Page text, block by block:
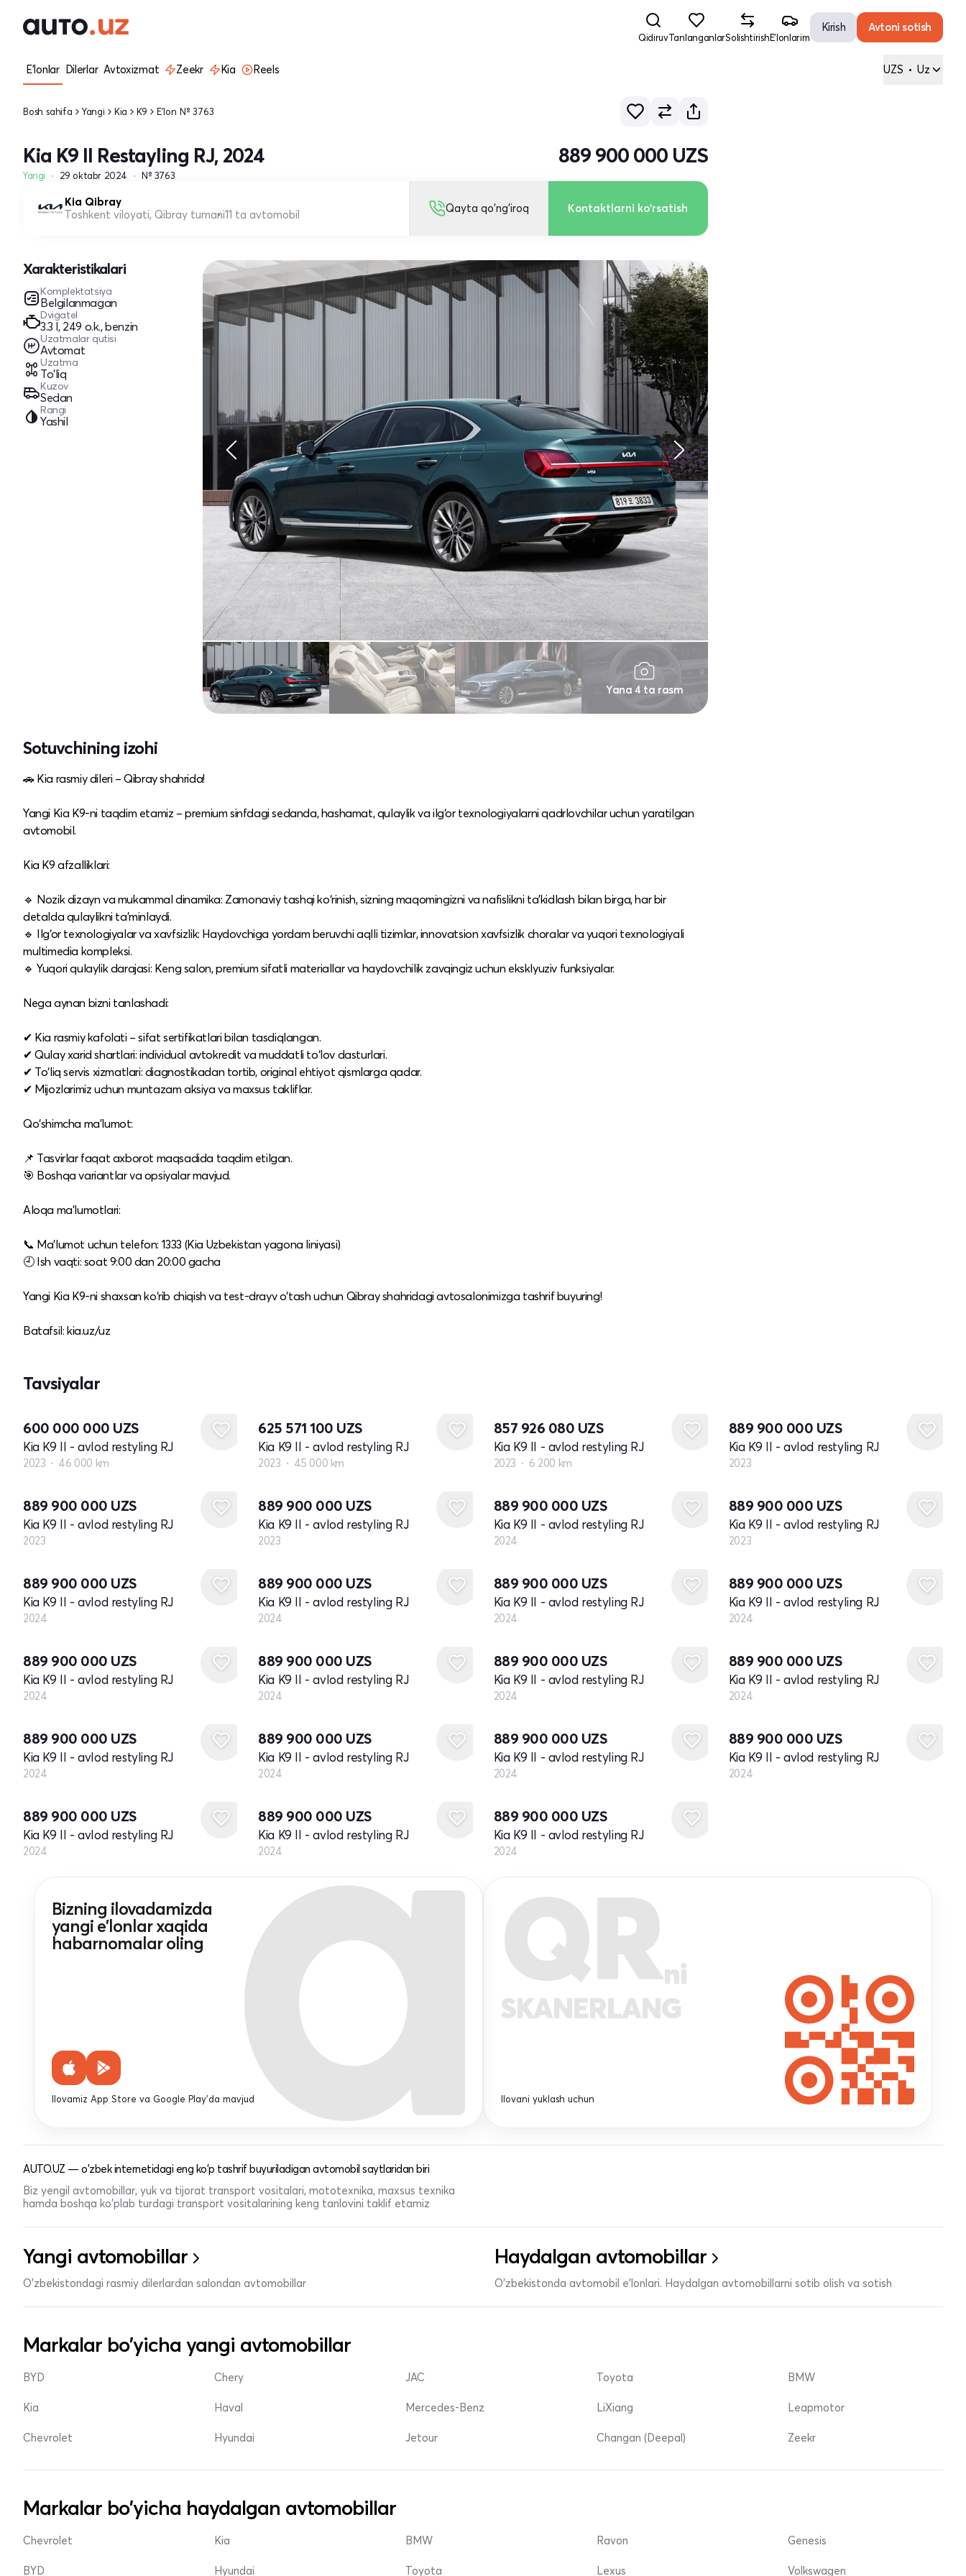
QidiruvTanlanganlarSolishtirishE'lonlarim
Kirish Avtoni sotish
E'lonlar Dilerlar Avtoxizmat Zeekr Kia Reels UZS • Uz
Bosh sahifa Yangi Kia K9 E'lon № 3763
Kia K9 II Restayling RJ, 2024
Yangi 29 oktabr 2024 № 3763
889 900 000 UZS
Kia Qibray
Toshkent viloyati, Qibray tumani11 ta avtomobil Qayta qo'ng'iroq Kontaktlarni ko'rsatish
Xarakteristikalari
Komplektatsiya
Belgilanmagan
Dvigatel
3.3 l, 249 o.k., benzin
Uzatmalar qutisi
Avtomat
Uzatma
To'liq
Kuzov
Sedan
Rangi
Yashil
Yana 4 ta rasm
Sotuvchining izohi
🚗 Kia rasmiy dileri – Qibray shahrida!
Yangi Kia K9-ni taqdim etamiz – premium sinfdagi sedanda, hashamat, qulaylik va ilg‘or texnologiyalarni qadrlovchilar uchun yaratilgan
avtomobil.
Kia K9 afzalliklari:
🔹 Nozik dizayn va mukammal dinamika: Zamonaviy tashqi ko‘rinish, sizning maqomingizni va nafislikni ta’kidlash bilan birga, har bir
detalda qulaylikni ta’minlaydi.
🔹 Ilg‘or texnologiyalar va xavfsizlik: Haydovchiga yordam beruvchi aqlli tizimlar, innovatsion xavfsizlik choralar va yuqori texnologiyali
multimedia kompleksi.
🔹 Yuqori qulaylik darajasi: Keng salon, premium sifatli materiallar va haydovchilik zavqingiz uchun eksklyuziv funksiyalar.
Nega aynan bizni tanlashadi:
✔ Kia rasmiy kafolati – sifat sertifikatlari bilan tasdiqlangan.
✔ Qulay xarid shartlari: individual avtokredit va muddatli to‘lov dasturlari.
✔ To‘liq servis xizmatlari: diagnostikadan tortib, original ehtiyot qismlarga qadar.
✔ Mijozlarimiz uchun muntazam aksiya va maxsus takliflar.
Qo‘shimcha ma’lumot:
📌 Tasvirlar faqat axborot maqsadida taqdim etilgan.
🎯 Boshqa variantlar va opsiyalar mavjud.
Aloqa ma’lumotlari:
📞 Ma’lumot uchun telefon: 1333 (Kia Uzbekistan yagona liniyasi)
🕘 Ish vaqti: soat 9:00 dan 20:00 gacha
Yangi Kia K9-ni shaxsan ko‘rib chiqish va test-drayv o‘tash uchun Qibray shahridagi avtosalonimizga tashrif buyuring!
Batafsil: kia.uz/uz
Tavsiyalar
600 000 000 UZS
Kia K9 II - avlod restyling RJ
2023 46 000 km
625 571 100 UZS
Kia K9 II - avlod restyling RJ
2023 45 000 km
857 926 080 UZS
Kia K9 II - avlod restyling RJ
2023 6 200 km
889 900 000 UZS
Kia K9 II - avlod restyling RJ
2023
889 900 000 UZS
Kia K9 II - avlod restyling RJ
2023
889 900 000 UZS
Kia K9 II - avlod restyling RJ
2023
889 900 000 UZS
Kia K9 II - avlod restyling RJ
2024
889 900 000 UZS
Kia K9 II - avlod restyling RJ
2023
889 900 000 UZS
Kia K9 II - avlod restyling RJ
2024
889 900 000 UZS
Kia K9 II - avlod restyling RJ
2024
889 900 000 UZS
Kia K9 II - avlod restyling RJ
2024
889 900 000 UZS
Kia K9 II - avlod restyling RJ
2024
889 900 000 UZS
Kia K9 II - avlod restyling RJ
2024
889 900 000 UZS
Kia K9 II - avlod restyling RJ
2024
889 900 000 UZS
Kia K9 II - avlod restyling RJ
2024
889 900 000 UZS
Kia K9 II - avlod restyling RJ
2024
889 900 000 UZS
Kia K9 II - avlod restyling RJ
2024
889 900 000 UZS
Kia K9 II - avlod restyling RJ
2024
889 900 000 UZS
Kia K9 II - avlod restyling RJ
2024
889 900 000 UZS
Kia K9 II - avlod restyling RJ
2024
889 900 000 UZS
Kia K9 II - avlod restyling RJ
2024
889 900 000 UZS
Kia K9 II - avlod restyling RJ
2024
889 900 000 UZS
Kia K9 II - avlod restyling RJ
2024
Bizning ilovadamizda
yangi e'lonlar xaqida
habarnomalar oling
Ilovamiz App Store va Google Play'da mavjud
QRni
SKANERLANG
Ilovani yuklash uchun
AUTO.UZ — o'zbek internetidagi eng ko'p tashrif buyuriladigan avtomobil saytlaridan biri
Biz yengil avtomobillar, yuk va tijorat transport vositalari, mototexnika, maxsus texnika
hamda boshqa ko'plab turdagi transport vositalarining keng tanlovini taklif etamiz
Yangi avtomobillar
O'zbekistondagi rasmiy dilerlardan salondan avtomobillar
Haydalgan avtomobillar
O'zbekistonda avtomobil e’lonlari. Haydalgan avtomobillarni sotib olish va sotish
Markalar bo'yicha yangi avtomobillar
BYD
Kia
Chevrolet
Chery
Haval
Hyundai
JAC
Mercedes-Benz
Jetour
Toyota
LiXiang
Changan (Deepal)
BMW
Leapmotor
Zeekr
Markalar bo'yicha haydalgan avtomobillar
Chevrolet
BYD
Kia
Hyundai
BMW
Toyota
Ravon
Lexus
Genesis
Volkswagen